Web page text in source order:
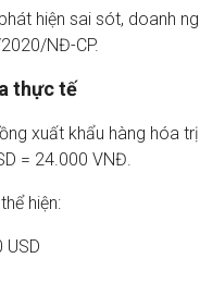
hiện sai sót, doanh
NĐ-CP.
thực tế
xuất khẩu hàng hóa
= 24.000 VNĐ.
hiện:
USD